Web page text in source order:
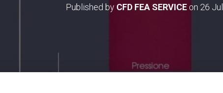
Published by CFD FEA SERVICE on 26